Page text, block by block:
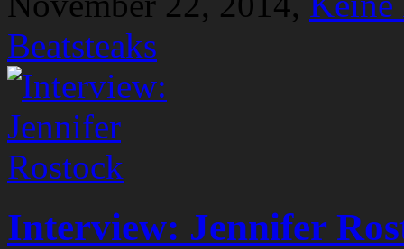
Beatsteaks
Interview: Jennifer